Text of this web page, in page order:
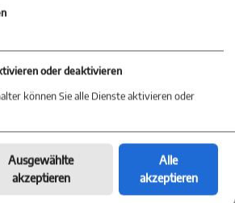
Öl
oder deaktivieren
können Sie alle Dienste aktivieren oder
Ausgewählte
akzeptieren
Alle
akzeptieren